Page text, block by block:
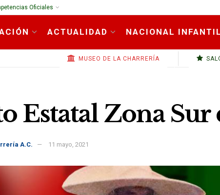
Oficiales
ACTUALIDAD NACIONAL
MUSEO DE LA CHARRERÍA
Estatal Zona Sur
A.C. 11 mayo, 2021